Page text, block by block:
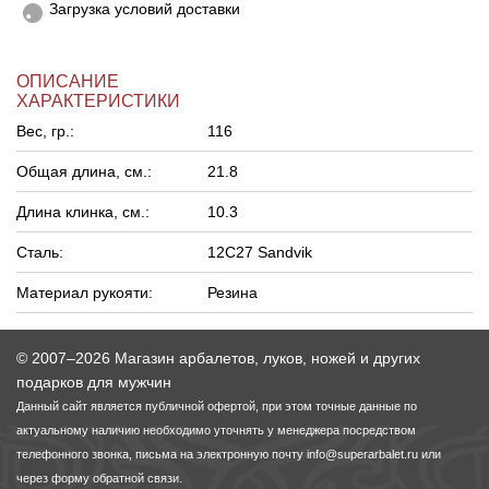
Загрузка условий доставки
ОПИСАНИЕ
ХАРАКТЕРИСТИКИ
Вес, гр.: 116
Общая длина, см.: 21.8
Длина клинка, см.: 10.3
Сталь: 12C27 Sandvik
Материал рукояти: Резина
© 2007–2026 Магазин арбалетов, луков, ножей и других
подарков для мужчин
Данный сайт является публичной офертой, при этом точные данные по
актуальному наличию необходимо уточнять у менеджера посредством
телефонного звонка, письма на электронную почту info@superarbalet.ru или
через форму обратной связи.